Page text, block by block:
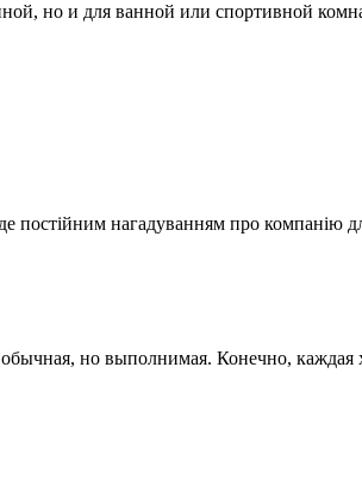
но и для ванной или спортивной
постійним нагадуванням про компанію
но выполнимая. Конечно, каждая